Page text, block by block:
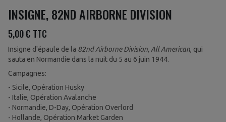
INSIGNE, 82ND AIRBORNE DIVISION
5,00 € TTC
Insigne d'épaule de la 82nd Airborne Division, All American, qui
sauta en Normandie dans la nuit du 5 au 6 juin 1944.
Campagnes:
- Sicile, Opération Husky
- Italie, Opération Avalanche
- Normandie, D-Day, Opération Overlord
- Hollande, Opération Market Garden